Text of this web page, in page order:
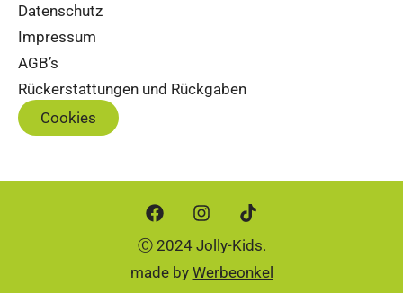
Datenschutz
Impressum
AGB’s
Rückerstattungen und Rückgaben
Cookies
made by Werbeonkel
Ⓒ 2024 Jolly-Kids.